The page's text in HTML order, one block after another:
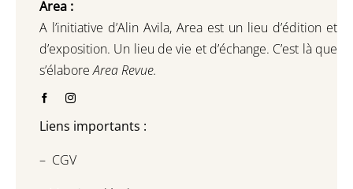
Area :
A l’initiative d’Alin Avila, Area est un lieu d’édition et
d’exposition. Un lieu de vie et d’échange. C’est là que
s’élaboreArea Revue.
Liens importants :
– CGV